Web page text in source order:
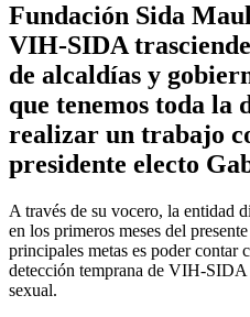
Fundación Sida
VIH-SIDA
de alcaldías y
que tenemos toda la
realizar un trabajo
presidente electo
A través de su vocero, la entidad
en los primeros meses del
principales metas es poder contar
detección temprana de VIH-
sexual.